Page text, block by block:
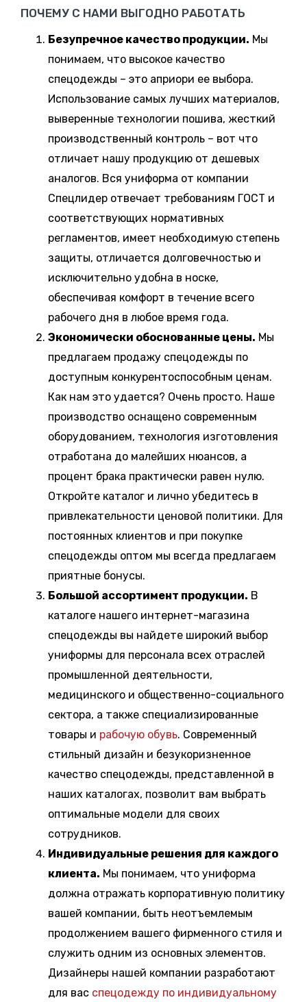
ПОЧЕМУ С НАМИ ВЫГОДНО РАБОТАТЬ
Безупречное качество продукции. Мы
понимаем, что высокое качество
спецодежды – это априори ее выбора.
Использование самых лучших материалов,
выверенные технологии пошива, жесткий
производственный контроль – вот что
отличает нашу продукцию от дешевых
аналогов. Вся униформа от компании
Спецлидер отвечает требованиям ГОСТ и
соответствующих нормативных
регламентов, имеет необходимую степень
защиты, отличается долговечностью и
исключительно удобна в носке,
обеспечивая комфорт в течение всего
рабочего дня в любое время года.
Экономически обоснованные цены. Мы
предлагаем продажу спецодежды по
доступным конкурентоспособным ценам.
Как нам это удается? Очень просто. Наше
производство оснащено современным
оборудованием, технология изготовления
отработана до малейших нюансов, а
процент брака практически равен нулю.
Откройте каталог и лично убедитесь в
привлекательности ценовой политики. Для
постоянных клиентов и при покупке
спецодежды оптом мы всегда предлагаем
приятные бонусы.
Большой ассортимент продукции. В
каталоге нашего интернет-магазина
спецодежды вы найдете широкий выбор
униформы для персонала всех отраслей
промышленной деятельности,
медицинского и общественно-социального
сектора, а также специализированные
товары и рабочую обувь. Современный
стильный дизайн и безукоризненное
качество спецодежды, представленной в
наших каталогах, позволит вам выбрать
оптимальные модели для своих
сотрудников.
Индивидуальные решения для каждого
клиента. Мы понимаем, что униформа
должна отражать корпоративную политику
вашей компании, быть неотъемлемым
продолжением вашего фирменного стиля и
служить одним из основных элементов.
Дизайнеры нашей компании разработают
для вас спецодежду по индивидуальному